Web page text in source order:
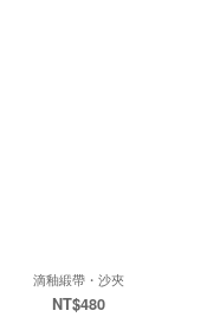
滴釉緞帶・沙夾
NT$480